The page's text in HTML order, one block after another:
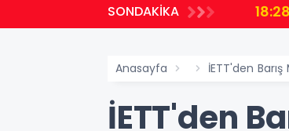
SONDAKİKA 18:28
Anasayfa İETT'den
İETT'den